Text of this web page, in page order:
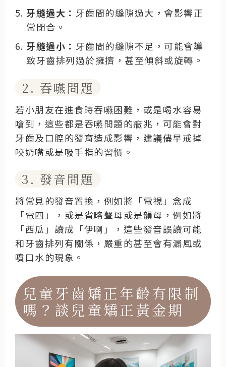
牙縫過大： 牙齒間的縫隙過大，會影響正
常閉合。
牙縫過小： 牙齒間的縫隙不足，可能會導
致牙齒排列過於擁擠，甚至傾斜或旋轉。
2. 吞嚥問題
若小朋友在進食時吞嚥困難，或是喝水容易
嗆到，這些都是吞嚥問題的癥兆，可能會對
牙齒及口腔的發育造成影響，建議儘早戒掉
咬奶嘴或是吸手指的習慣。
3. 發音問題
將常見的發音置換，例如將「電視」念成
「電四」，或是省略聲母或是韻母，例如將
「西瓜」讀成「伊啊」，這些發音誤讀可能
和牙齒排列有關係，嚴重的甚至會有漏風或
噴口水的現象。
兒童牙齒矯正年齡有限制
嗎？談兒童矯正黃金期